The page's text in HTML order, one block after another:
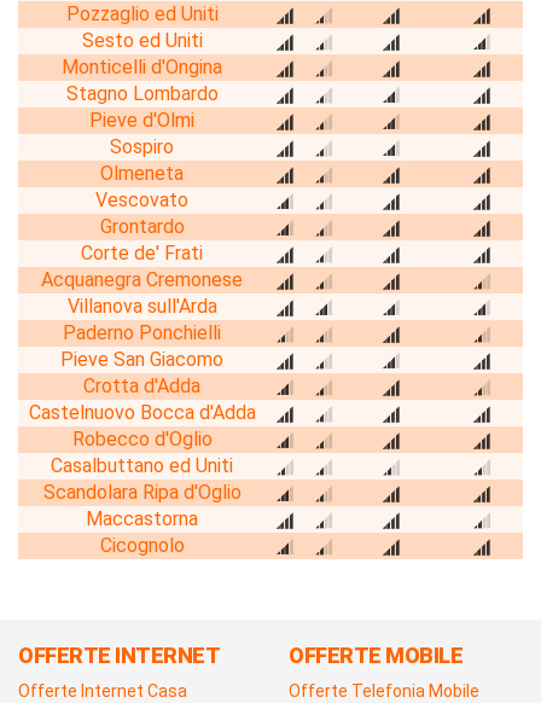
Pozzaglio ed Uniti
Sesto ed Uniti
Monticelli d'Ongina
Stagno Lombardo
Pieve d'Olmi
Sospiro
Olmeneta
Vescovato
Grontardo
Corte de' Frati
Acquanegra Cremonese
Villanova sull'Arda
Paderno Ponchielli
Pieve San Giacomo
Crotta d'Adda
Castelnuovo Bocca d'Adda
Robecco d'Oglio
Casalbuttano ed Uniti
Scandolara Ripa d'Oglio
Maccastorna
Cicognolo
OFFERTE INTERNET
Offerte Internet Casa
OFFERTE MOBILE
Offerte Telefonia Mobile